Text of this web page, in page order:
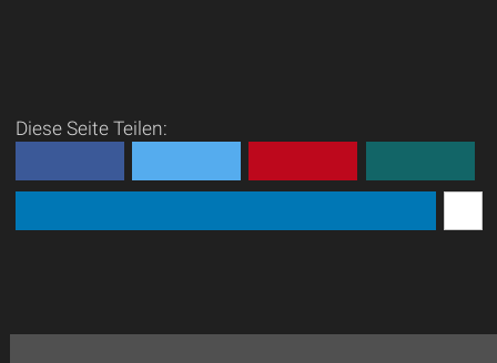
Diese Seite Teilen: